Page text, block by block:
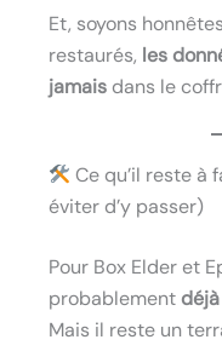
Et, soyons
restaurés, les
jamais dans le
Ce qu’il reste à
éviter d’y passer)
Pour Box Elder et
probablement
Mais il reste un